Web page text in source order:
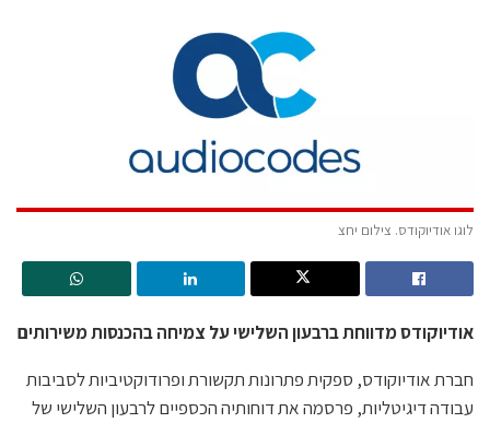
לוגו אודיוקודס. צילום יחצ
אודיוקודס מדווחת ברבעון השלישי על צמיחה בהכנסות משירותים
חברת אודיוקודס, ספקית פתרונות תקשורת ופרודוקטיביות לסביבות
עבודה דיגיטליות, פרסמה את דוחותיה הכספיים לרבעון השלישי של